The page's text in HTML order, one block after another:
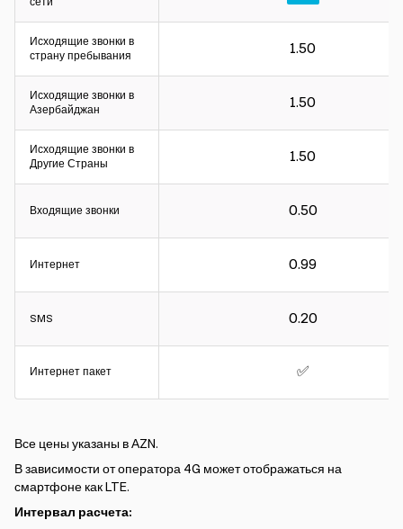
Исходящие звонки в
страну пребывания
Исходящие звонки в
Азербайджан
Исходящие звонки в
Другие Страны
Входящие звонки
Интернет
SMS
Интернет пакет
1.50
1.50
1.50
0.50
0.99
0.20
✅
Все цены указаны в АZN.
В зависимости от оператора 4G может отображаться на
смартфоне как LTE.
Интервал расчета: